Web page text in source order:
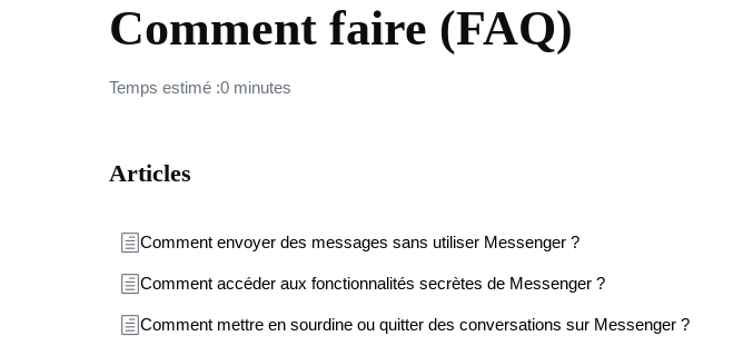
Comment faire (FAQ)
Temps estimé :0 minutes
Articles
Comment envoyer des messages sans utiliser Messenger ?
Comment accéder aux fonctionnalités secrètes de Messenger ?
Comment mettre en sourdine ou quitter des conversations sur Messenger ?